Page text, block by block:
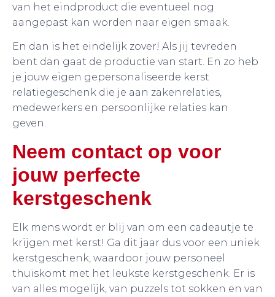
van het eindproduct die eventueel nog
aangepast kan worden naar eigen smaak.
En dan is het eindelijk zover! Als jij tevreden
bent dan gaat de productie van start. En zo heb
je jouw eigen gepersonaliseerde kerst
relatiegeschenk die je aan zakenrelaties,
medewerkers en persoonlijke relaties kan
geven.
Neem contact op voor
jouw perfecte
kerstgeschenk
Elk mens wordt er blij van om een cadeautje te
krijgen met kerst! Ga dit jaar dus voor een uniek
kerstgeschenk, waardoor jouw personeel
thuiskomt met het leukste kerstgeschenk. Er is
van alles mogelijk, van puzzels tot sokken en van